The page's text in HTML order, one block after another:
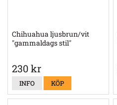
Chihuahua ljusbrun/vit
"gammaldags stil"
230 kr
INFO KÖP